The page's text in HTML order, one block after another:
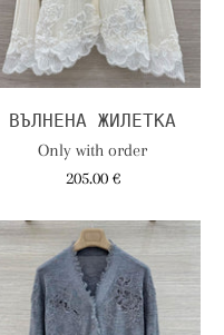
ВЪЛНЕНА ЖИЛЕТКА
Only with order
205.00 €